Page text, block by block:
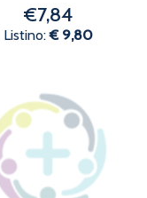
€7,84
Listino:€ 9,80